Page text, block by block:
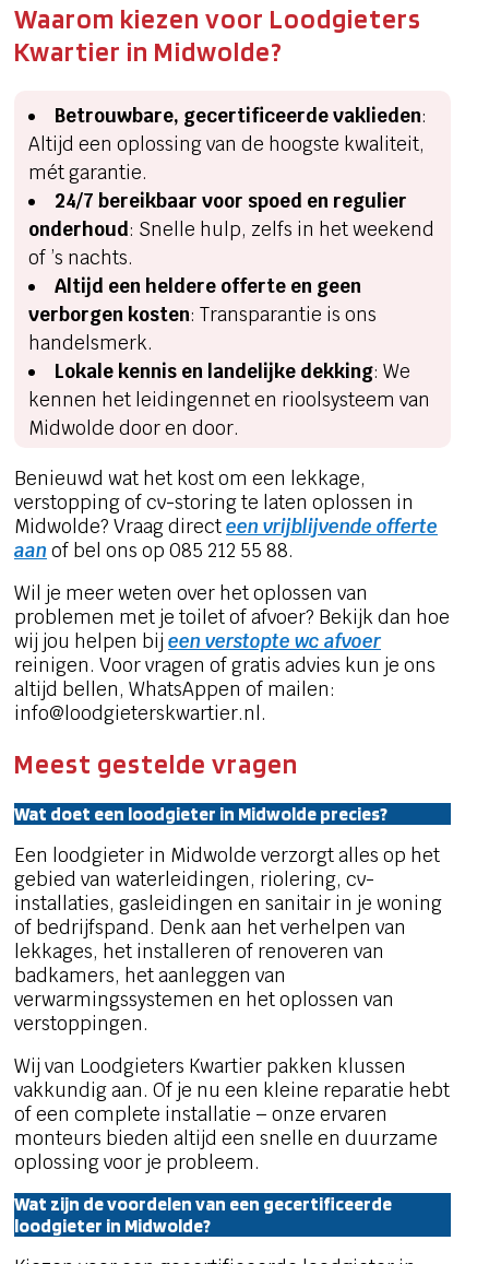
Waarom kiezen voor Loodgieters
Kwartier in Midwolde?
Betrouwbare, gecertificeerde vaklieden:
Altijd een oplossing van de hoogste kwaliteit,
mét garantie.
24/7 bereikbaar voor spoed en regulier
onderhoud: Snelle hulp, zelfs in het weekend
of ’s nachts.
Altijd een heldere offerte en geen
verborgen kosten: Transparantie is ons
handelsmerk.
Lokale kennis en landelijke dekking: We
kennen het leidingennet en rioolsysteem van
Midwolde door en door.
Benieuwd wat het kost om een lekkage,
verstopping of cv-storing te laten oplossen in
Midwolde? Vraag directeen vrijblijvende offerte
aan of bel ons op 085 212 55 88.
Wil je meer weten over het oplossen van
problemen met je toilet of afvoer? Bekijk dan hoe
wij jou helpen bij een verstopte wc afvoer
reinigen. Voor vragen of gratis advies kun je ons
altijd bellen, WhatsAppen of mailen:
info@loodgieterskwartier.nl.
Meest gestelde vragen
Wat doet een loodgieter in Midwolde precies?
Een loodgieter in Midwolde verzorgt alles op het
gebied van waterleidingen, riolering, cv-
installaties, gasleidingen en sanitair in je woning
of bedrijfspand. Denk aan het verhelpen van
lekkages, het installeren of renoveren van
badkamers, het aanleggen van
verwarmingssystemen en het oplossen van
verstoppingen.
Wij van Loodgieters Kwartier pakken klussen
vakkundig aan. Of je nu een kleine reparatie hebt
of een complete installatie – onze ervaren
monteurs bieden altijd een snelle en duurzame
oplossing voor je probleem.
Wat zijn de voordelen van een gecertificeerde
loodgieter in Midwolde?